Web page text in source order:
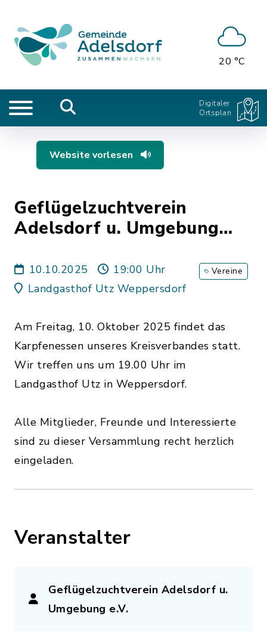
20 °C
Digitaler
Ortsplan
Website vorlesen
Geflügelzuchtverein
Adelsdorf u. Umgebung
10.10.2025
19:00 Uhr
Landgasthof Utz Weppersdorf
Vereine
Am Freitag, 10. Oktober 2025 findet das
Karpfenessen unseres Kreisverbandes statt.
Wir treffen uns um 19.00 Uhr im
Landgasthof Utz in Weppersdorf.
Alle Mitglieder, Freunde und Interessierte
sind zu dieser Versammlung recht herzlich
eingeladen.
Veranstalter
Geflügelzuchtverein Adelsdorf u.
Umgebung e.V.